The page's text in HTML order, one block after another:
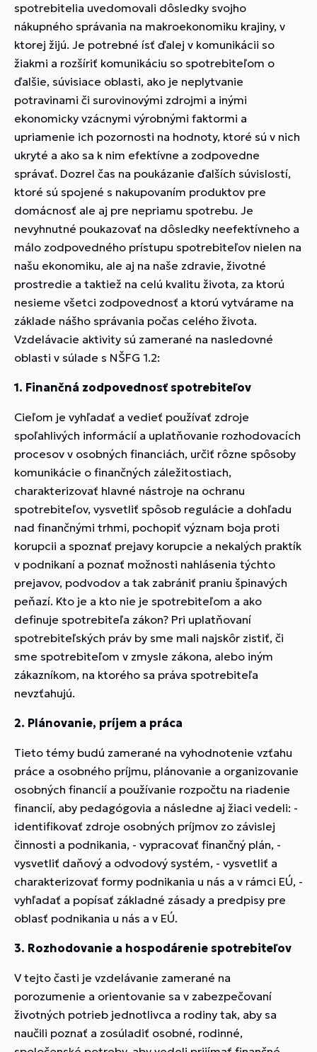
spotrebitelia uvedomovali dôsledky svojho
nákupného správania na makroekonomiku krajiny, v
ktorej žijú. Je potrebné ísť ďalej v komunikácii so
žiakmi a rozšíriť komunikáciu so spotrebiteľom o
ďalšie, súvisiace oblasti, ako je neplytvanie
potravinami či surovinovými zdrojmi a inými
ekonomicky vzácnymi výrobnými faktormi a
upriamenie ich pozornosti na hodnoty, ktoré sú v nich
ukryté a ako sa k nim efektívne a zodpovedne
správať. Dozrel čas na poukázanie ďalších súvislostí,
ktoré sú spojené s nakupovaním produktov pre
domácnosť ale aj pre nepriamu spotrebu. Je
nevyhnutné poukazovať na dôsledky neefektívneho a
málo zodpovedného prístupu spotrebiteľov nielen na
našu ekonomiku, ale aj na naše zdravie, životné
prostredie a taktiež na celú kvalitu života, za ktorú
nesieme všetci zodpovednosť a ktorú vytvárame na
základe nášho správania počas celého života.
Vzdelávacie aktivity sú zamerané na nasledovné
oblasti v súlade s NŠFG 1.2:
1. Finančná zodpovednosť spotrebiteľov
Cieľom je vyhľadať a vedieť používať zdroje
spoľahlivých informácií a uplatňovanie rozhodovacích
procesov v osobných financiách, určiť rôzne spôsoby
komunikácie o finančných záležitostiach,
charakterizovať hlavné nástroje na ochranu
spotrebiteľov, vysvetliť spôsob regulácie a dohľadu
nad finančnými trhmi, pochopiť význam boja proti
korupcii a spoznať prejavy korupcie a nekalých praktík
v podnikaní a poznať možnosti nahlásenia týchto
prejavov, podvodov a tak zabrániť praniu špinavých
peňazí. Kto je a kto nie je spotrebiteľom a ako
definuje spotrebiteľa zákon? Pri uplatňovaní
spotrebiteľských práv by sme mali najskôr zistiť, či
sme spotrebiteľom v zmysle zákona, alebo iným
zákazníkom, na ktorého sa práva spotrebiteľa
nevzťahujú.
2. Plánovanie, príjem a práca
Tieto témy budú zamerané na vyhodnotenie vzťahu
práce a osobného príjmu, plánovanie a organizovanie
osobných financií a používanie rozpočtu na riadenie
financií, aby pedagógovia a následne aj žiaci vedeli: -
identifikovať zdroje osobných príjmov zo závislej
činnosti a podnikania, - vypracovať finančný plán, -
vysvetliť daňový a odvodový systém, - vysvetliť a
charakterizovať formy podnikania u nás a v rámci EÚ, -
vyhľadať a popísať základné zásady a predpisy pre
oblasť podnikania u nás a v EÚ.
3. Rozhodovanie a hospodárenie spotrebiteľov
V tejto časti je vzdelávanie zamerané na
porozumenie a orientovanie sa v zabezpečovaní
životných potrieb jednotlivca a rodiny tak, aby sa
naučili poznať a zosúladiť osobné, rodinné,